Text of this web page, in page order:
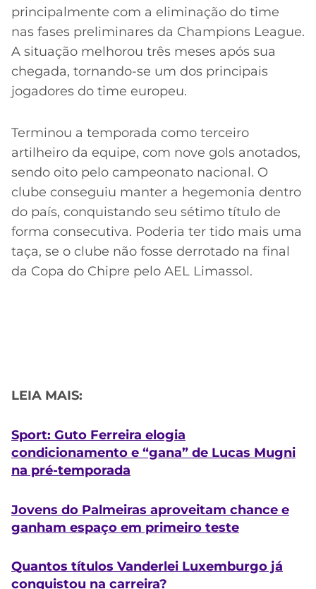
principalmente com a eliminação do time
nas fases preliminares da Champions League.
A situação melhorou três meses após sua
chegada, tornando-se um dos principais
jogadores do time europeu.
Terminou a temporada como terceiro
artilheiro da equipe, com nove gols anotados,
sendo oito pelo campeonato nacional. O
clube conseguiu manter a hegemonia dentro
do país, conquistando seu sétimo título de
forma consecutiva. Poderia ter tido mais uma
taça, se o clube não fosse derrotado na final
da Copa do Chipre pelo AEL Limassol.
LEIA MAIS:
Sport: Guto Ferreira elogia
condicionamento e “gana” de Lucas Mugni
na pré-temporada
Jovens do Palmeiras aproveitam chance e
ganham espaço em primeiro teste
Quantos títulos Vanderlei Luxemburgo já
conquistou na carreira?